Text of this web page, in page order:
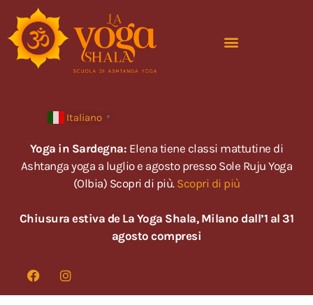
Italiano ▼
Yoga in Sardegna: Elena tiene classi mattutine di
Ashtanga yoga a luglio e agosto presso Sole Ruju Yoga
(Olbia) Scopri di più. Scopri di più
Chiusura estiva de La Yoga Shala, Milano dall’1 al 31
agosto compresi